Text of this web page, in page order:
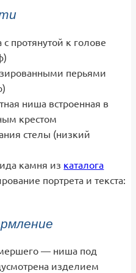
протянутой к голове
перьями
ниша встроенная в
крестом
стелы (низкий
камня из каталога
портрета и текста:
— ниша под
изделием